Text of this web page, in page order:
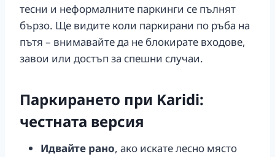
тесни и неформалните паркинги се пълнят
бързо. Ще видите коли паркирани по ръба на
пътя – внимавайте да не блокирате входове,
завои или достъп за спешни случаи.
Паркирането при Karidi:
честната версия
Идвайте рано, ако искате лесно място